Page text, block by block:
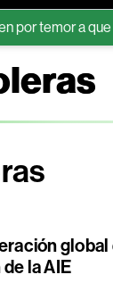
que el
global
la AIE